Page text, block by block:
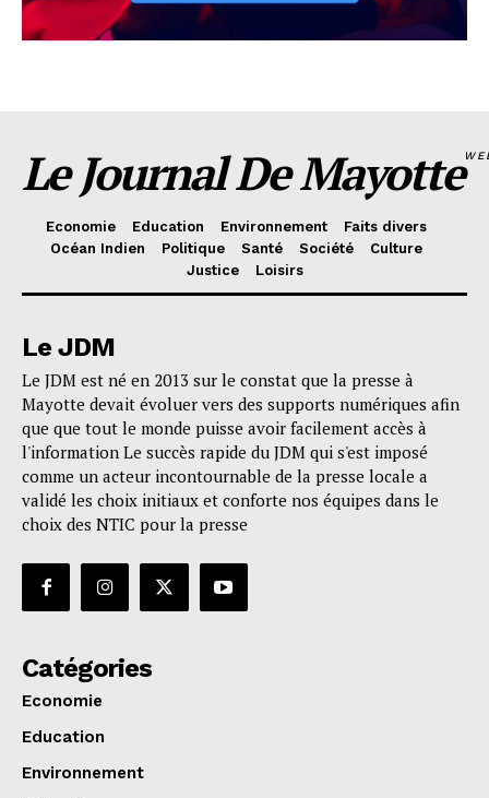
Le Journal De Mayotte
Economie Education Environnement
Faits divers
Océan Indien
Politique Santé Société
Culture
Justice
Loisirs
Le JDM
Le JDM est né en 2013 sur le constat que la presse à
Mayotte devait évoluer vers des supports numériques afin
que que tout le monde puisse avoir facilement accès à
l'information Le succès rapide du JDM qui s'est imposé
comme un acteur incontournable de la presse locale a
validé les choix initiaux et conforte nos équipes dans le
choix des NTIC pour la presse
Catégories
Economie
Education
Environnement